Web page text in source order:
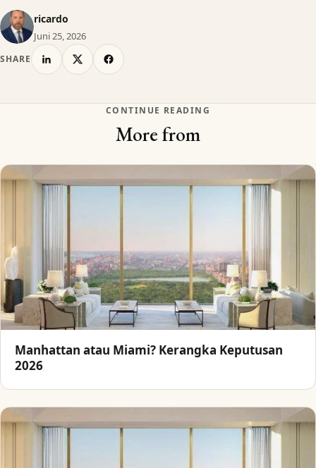
ricardo
Juni 25, 2026
SHARE
CONTINUE READING
More from
Manhattan atau Miami? Kerangka Keputusan
2026